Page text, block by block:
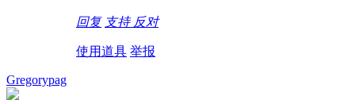
回复 支持 反对
使用道具 举报
Gregorypag